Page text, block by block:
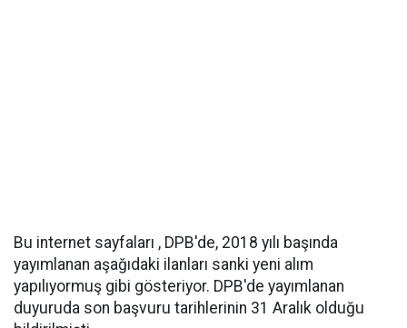
Bu internet sayfaları , DPB'de, 2018 yılı başında
yayımlanan aşağıdaki ilanları sanki yeni alım
yapılıyormuş gibi gösteriyor. DPB'de yayımlanan
duyuruda son başvuru tarihlerinin 31 Aralık olduğu